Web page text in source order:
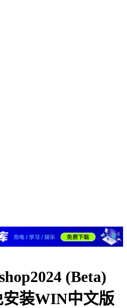
(Beta)
安装WIN中文版